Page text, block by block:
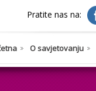
Pratite nas na:
O savjetovanju